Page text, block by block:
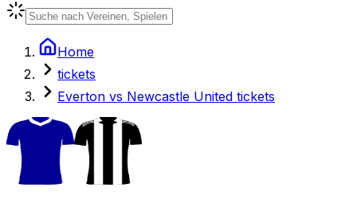
Home
tickets
Everton vs Newcastle United tickets